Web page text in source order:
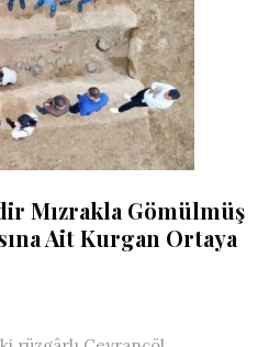
Mızrakla Gömülmüş
Ait Kurgan Ortaya